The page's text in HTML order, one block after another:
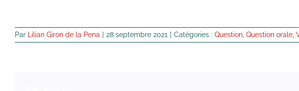
Par Lilian Giron de la Pena 28 septembre 2021 Catégories : Question Question orale